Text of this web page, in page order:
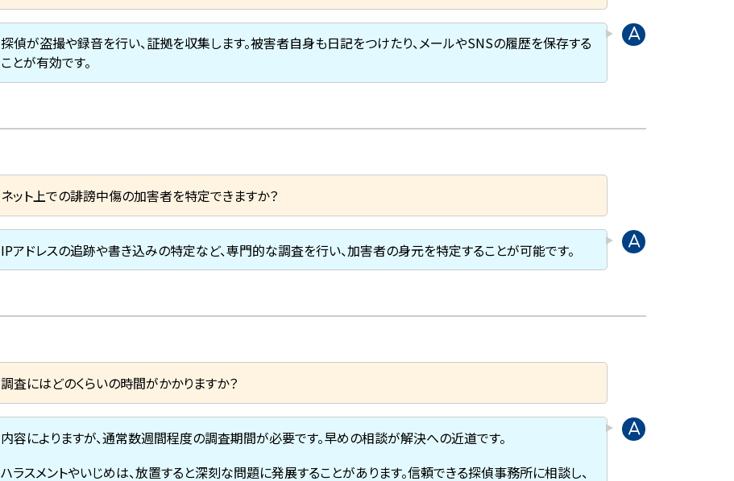
探偵が盗撮や録音を行い、証拠を収集します。被害者自身も日記をつけたり、メールやSNSの履歴を保存する
ことが有効です。
ネット上での誹謗中傷の加害者を特定できますか？
IPアドレスの追跡や書き込みの特定など、専門的な調査を行い、加害者の身元を特定することが可能です。
調査にはどのくらいの時間がかかりますか？
内容によりますが、通常数週間程度の調査期間が必要です。早めの相談が解決への近道です。
ハラスメントやいじめは、放置すると深刻な問題に発展することがあります。信頼できる探偵事務所に相談し、